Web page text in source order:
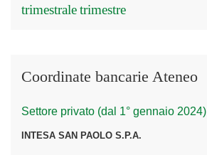
trimestraletrimestre
Coordinate bancarie Ateneo
Settore privato (dal 1° gennaio 2024)
INTESA SAN PAOLO S.P.A.